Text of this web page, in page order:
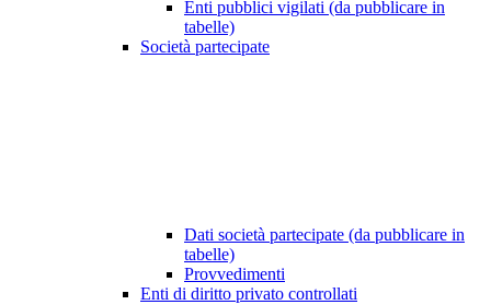
Enti pubblici vigilati (da pubblicare in
tabelle)
Società partecipate
Dati società partecipate (da pubblicare in
tabelle)
Provvedimenti
Enti di diritto privato controllati